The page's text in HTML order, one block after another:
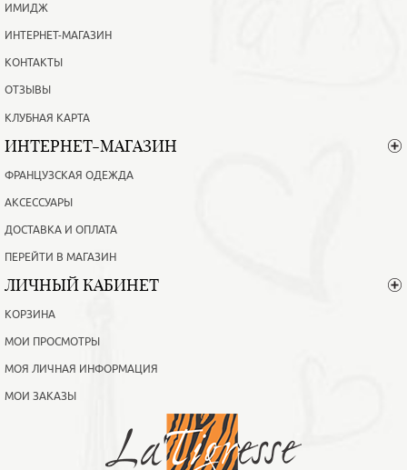
ИМИДЖ
ИНТЕРНЕТ-МАГАЗИН
КОНТАКТЫ
ОТЗЫВЫ
КЛУБНАЯ КАРТА
ИНТЕРНЕТ-МАГАЗИН
ФРАНЦУЗСКАЯ ОДЕЖДА
АКСЕССУАРЫ
ДОСТАВКА И ОПЛАТА
ПЕРЕЙТИ В МАГАЗИН
ЛИЧНЫЙ КАБИНЕТ
КОРЗИНА
МОИ ПРОСМОТРЫ
МОЯ ЛИЧНАЯ ИНФОРМАЦИЯ
МОИ ЗАКАЗЫ